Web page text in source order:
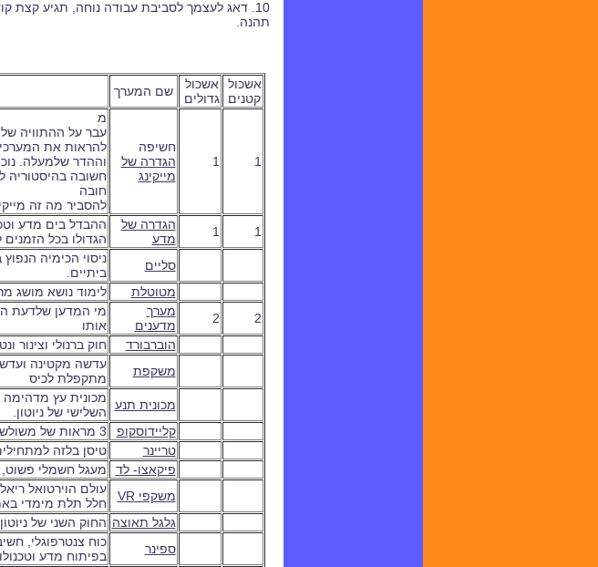
10. דאג לעצמך לסביבת עבודה נוחה, תגיע
תהנה.
אשכול
קטנים
אשכול
גדולים
שם המערך
1
1
חשיפה
הגדרה של
מייקינג
מ
עבר על ההתוויה של
להראות את
וההדר שלמעלה.
חשובה בהיסטוריה
חובה
להסביר מה זה
1
1
הגדרה של
מדע
ההבדל בים מדע
הגדולו בכל
סליים
ניסוי הכימיה
ביתיים.
מטוטלת
לימוד נושא מושג
2
2 מערך
מדענים
מי המדען שלדעת
אותו
הוברבורד
חוק ברנולי וצינור
משקפת
עדשה מקטינה
מתקפלת לכיס
מכונית תנע
מכונית עץ מדהימה
השלישי של ניוטון.
קליידוסקופ
3 מראות של משולש שווה צלעות, יוצרות בבואה ענקית של צבעים וצורות.
טריינר
טיסן בלזה
פיקאצו- לד
מעגל חשמלי פשוט,
משקפי VR
עולם הוירטואל
חלל תלת מימדי
גלגל תאוצה החוק השני של
ספינר
כוח צנטרפוגלי,
בפיתוח מדע